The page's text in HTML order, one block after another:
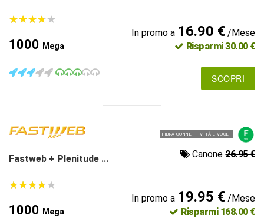
★★★★★
★★★★★
1000 Mega
In promo a 16.90 €/Mese
Risparmi 30.00 €
SCOPRI
FIBRA CONNETTIVITÀ E VOCE
Fastweb + Plenitude ... Canone26.95 €
★★★★★
★★★★★
1000 Mega
In promo a 19.95 €/Mese
Risparmi 168.00 €